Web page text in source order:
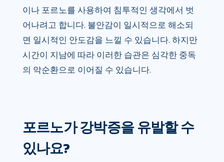
이나 포르노를 사용하여 침투적인 생각에서 벗
어나려고 합니다. 불안감이 일시적으로 해소되
면 일시적인 안도감을 느낄 수 있습니다. 하지만
시간이 지남에 따라 이러한 습관은 심각한 중독
의 악순환으로 이어질 수 있습니다.
포르노가 강박증을 유발할 수
있나요?